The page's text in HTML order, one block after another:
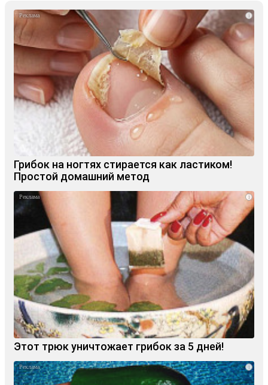
i
Грибок на ногтях стирается как ластиком!
Простой домашний метод
i
Этот трюк уничтожает грибок за 5 дней!
i